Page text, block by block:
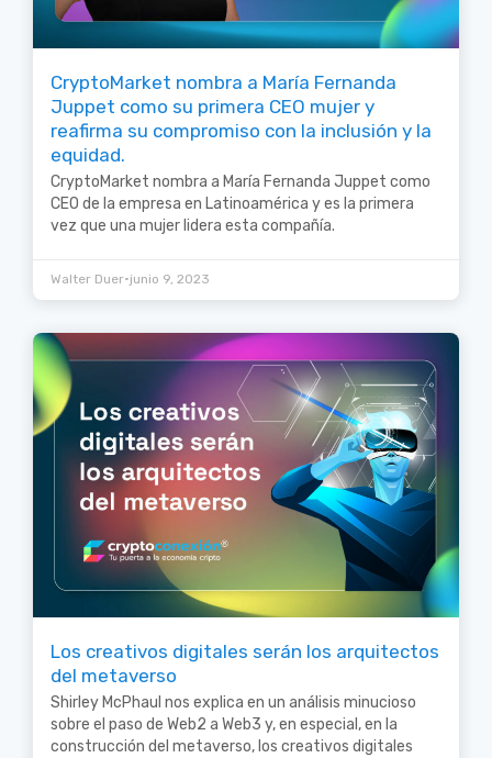
CryptoMarket nombra a María Fernanda
Juppet como su primera CEO mujer y
reafirma su compromiso con la inclusión y la
equidad.
CryptoMarket nombra a María Fernanda Juppet como
CEO de la empresa en Latinoamérica y es la primera
vez que una mujer lidera esta compañía.
Walter Duer•junio 9, 2023
Los creativos digitales serán los arquitectos
del metaverso
Shirley McPhaul nos explica en un análisis minucioso
sobre el paso de Web2 a Web3 y, en especial, en la
construcción del metaverso, los creativos digitales